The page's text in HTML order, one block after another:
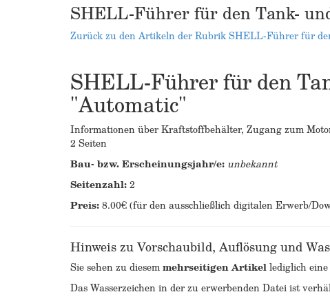
SHELL-Führer für den Tank-
Zurück zu den Artikeln der Rubrik SHELL-Führer für
SHELL-Führer für den
"Automatic"
Informationen über Kraftstoffbehälter, Zugang zum
2 Seiten
Bau- bzw. Erscheinungsjahr/e: unbekannt
Seitenzahl:2
Preis:8.00€ (für den ausschließlich digitalen Erwerb/
Hinweis zu Vorschaubild, Auflösung und
Sie sehen zu diesemmehrseitigen Artikellediglich
Das Wasserzeichen in der zu erwerbenden Datei ist